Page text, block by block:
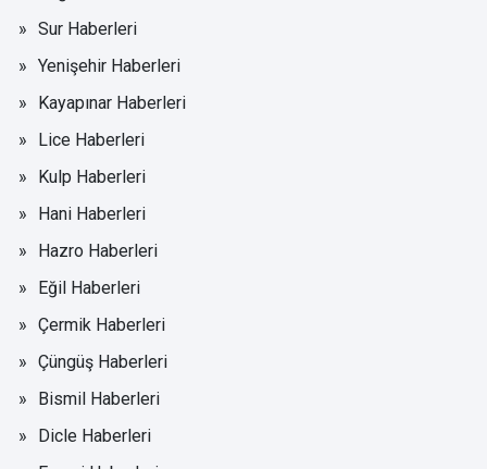
Sur Haberleri
Yenişehir Haberleri
Kayapınar Haberleri
Lice Haberleri
Kulp Haberleri
Hani Haberleri
Hazro Haberleri
Eğil Haberleri
Çermik Haberleri
Çüngüş Haberleri
Bismil Haberleri
Dicle Haberleri